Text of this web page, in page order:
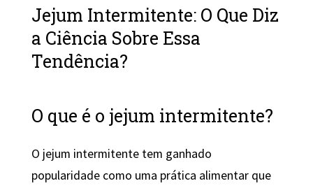
Jejum Intermitente: O Que Diz
a Ciência Sobre Essa
Tendência?
O que é o jejum intermitente?
O jejum intermitente tem ganhado
popularidade como uma prática alimentar que